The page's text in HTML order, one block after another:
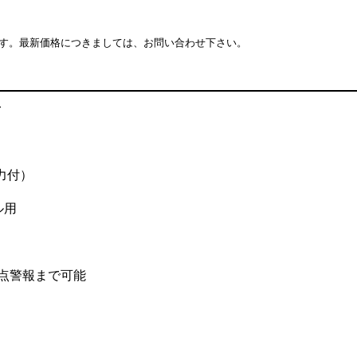
最新価格につきましては、お問い合わせ下さい。
）
警報まで可能